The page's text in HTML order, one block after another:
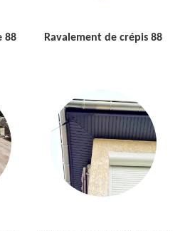
88 Ravalement de crépis 88